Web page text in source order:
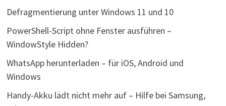
Defragmentierung unter Windows 11 und 10
PowerShell-Script ohne Fenster ausführen –
WindowStyle Hidden?
WhatsApp herunterladen – für iOS, Android und
Windows
Handy-Akku lädt nicht mehr auf – Hilfe bei Samsung,